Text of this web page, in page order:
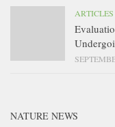
ARTICLES
NATURE NEWS